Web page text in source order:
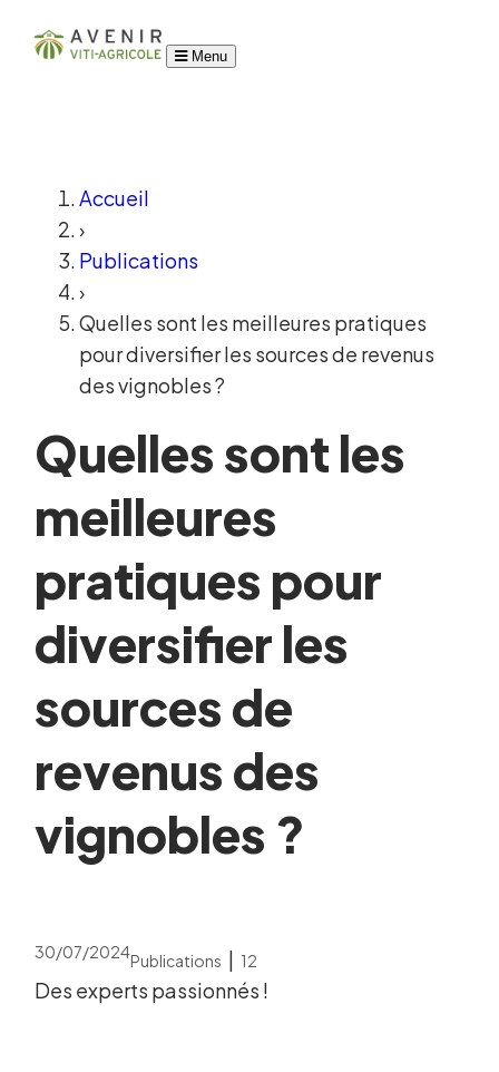
Menu
Accueil
›
Publications
›
Quelles sont les meilleures pratiques
pour diversifier les sources de revenus
des vignobles ?
Quelles sont les
meilleures
pratiques pour
diversifier les
sources de
revenus des
vignobles ?
30/07/2024Publications | 12
Des experts passionnés !